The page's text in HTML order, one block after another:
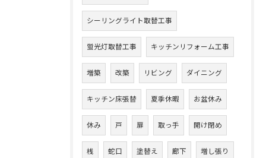
シーリングライト取替工事
蛍光灯取替工事 キッチンリフォーム工事
増築 改築 リビング ダイニング
キッチン床張替 夏季休暇 お盆休み
休み 戸 扉 取っ手 開け閉め
桟 蛇口 塗替え 廊下 増し張り